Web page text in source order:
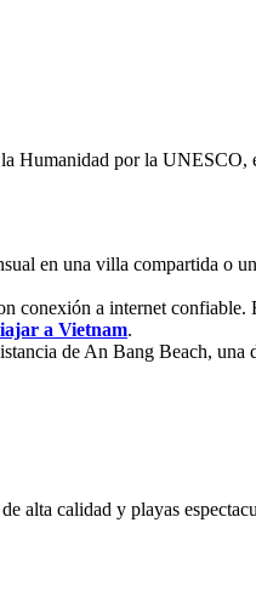
Humanidad por la UNESCO,
en una villa compartida o
conexión a internet confiable.
a Vietnam.
de An Bang Beach,
calidad y playas